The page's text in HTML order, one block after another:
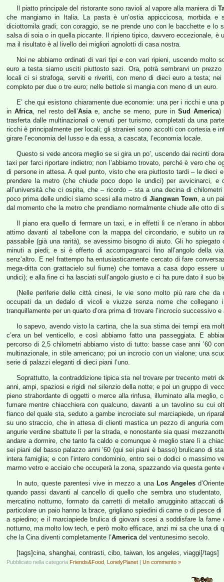
Il piatto principale del ristorante sono ravioli al vapore alla maniera di
che mangiamo in Italia. La pasta è un’ostia appiccicosa, morbida
diciottomila gradi; con coraggio, se ne prende uno con le bacchette e
salsa di soia o in quella piccante. Il ripieno tipico, davvero eccezionale,
ma il risultato è al livello dei migliori agnolotti di casa nostra.
Noi ne abbiamo ordinati di vari tipi e con vari ripieni, uscendo molto
euro a testa siamo usciti piuttosto sazi. Ora, potrà sembrarvi un
locali ci si strafoga, serviti e riveriti, con meno di dieci euro a testa;
completo per due o tre euro; nelle bettole si mangia con meno di un euro.
E’ che qui esistono chiaramente due economie: una per i ricchi e
in Africa, nel resto dell’Asiae, anche se meno, pure in Sud America)
trasferta dalle multinazionali o venuti per turismo, completati da una
ricchi è principalmente per locali; gli stranieri sono accolti con cortesia e
girare l’economia del lusso e da essa, a cascata, l’economia locale.
Questo si vede ancora meglio se si gira un po’, uscendo dai recinti
taxi per farci riportare indietro; non l’abbiamo trovato, perché è vero che
di persone in attesa. A quel punto, visto che era piuttosto tardi – le dieci
prendere la metro (che chiude poco dopo le undici) per avvicinarci,
all’università che ci ospita, che – ricordo – sta a una decina di
poco prima delle undici siamo scesi alla metro di Jiangwan Town , a un
dal momento che la metro che prendiamo normalmente chiude alle otto di
Il piano era quello di fermare un taxi, e in effetti lì ce n’erano in
attimo davanti al tabellone con la mappa del circondario, e subito un
passabile (già una rarità), se avessimo bisogno di aiuto. Gli ho
minuti a piedi; e si è offerto di accompagnarci fino all’angolo della
senz’altro. E nel frattempo ha entusiasticamente cercato di fare
mega-ditta con grattacielo sul fiume) che tornava a casa dopo essere
undici); e alla fine ci ha lasciati sull’angolo giusto e ci ha pure dato il suo
(Nelle periferie delle città cinesi, le vie sono molto più rare che
occupati da un dedalo di vicoli e viuzze senza nome che collegano
tranquillamente per un quarto d’ora prima di trovare l’incrocio successivo
Io sapevo, avendo visto la cartina, che la sua stima dei tempi era
c’era un bel venticello, e così abbiamo fatto una passeggiata. E
percorso di 2,5 chilometri abbiamo visto di tutto: basse case anni ’60
multinazionale, in stile americano; poi un incrocio con un vialone; una
serie di palazzi eleganti di dieci piani l’uno.
Soprattutto, la contraddizione tipica sta nel trovare per trecento metri
anni, ampi, spaziosi e rigidi nel silenzio della notte; e poi un gruppo di
pieno strabordante di oggetti o merce alla rinfusa, illuminato alla
fumare mentre chiacchiera con qualcuno, davanti a un tavolino su cui
fianco del quale sta, seduto a gambe incrociate sul marciapiede, un
su uno straccio, che in attesa di clienti mastica un pezzo di anguria
angurie verdine sbattute lì per la strada, e nonostante sia quasi
andare a dormire, che tanto fa caldo e comunque è meglio stare lì a
sei piani del basso palazzo anni ’60 (qui sei piani è basso) brulicano di
intera famiglia; e con l’intero condominio, entro sei o dodici o massimo
marmo vetro e acciaio che occuperà la zona, spazzando via questa
In auto, queste parentesi vive in mezzo a una Los Angeles
quando passi davanti al cancello di quello che sembra uno
mercatino notturno, formato da carretti di metallo arrugginito attaccati
particolare un paio hanno la brace, grigliano spiedini di carne o di pesce
a spiedino; e il marciapiede brulica di giovani scesi a soddisfare la fame
notturno, ma molto low tech, e però molto efficace, anzi mi sa che una di
che la Cina diventi completamente l’America del ventunesimo secolo.
[tags]cina, shanghai, contrasti, cibo, taiwan, los angeles, viaggi[/tags]
Pubblicato nella categoria Friends&Food LonelyPlanet | Un commento »